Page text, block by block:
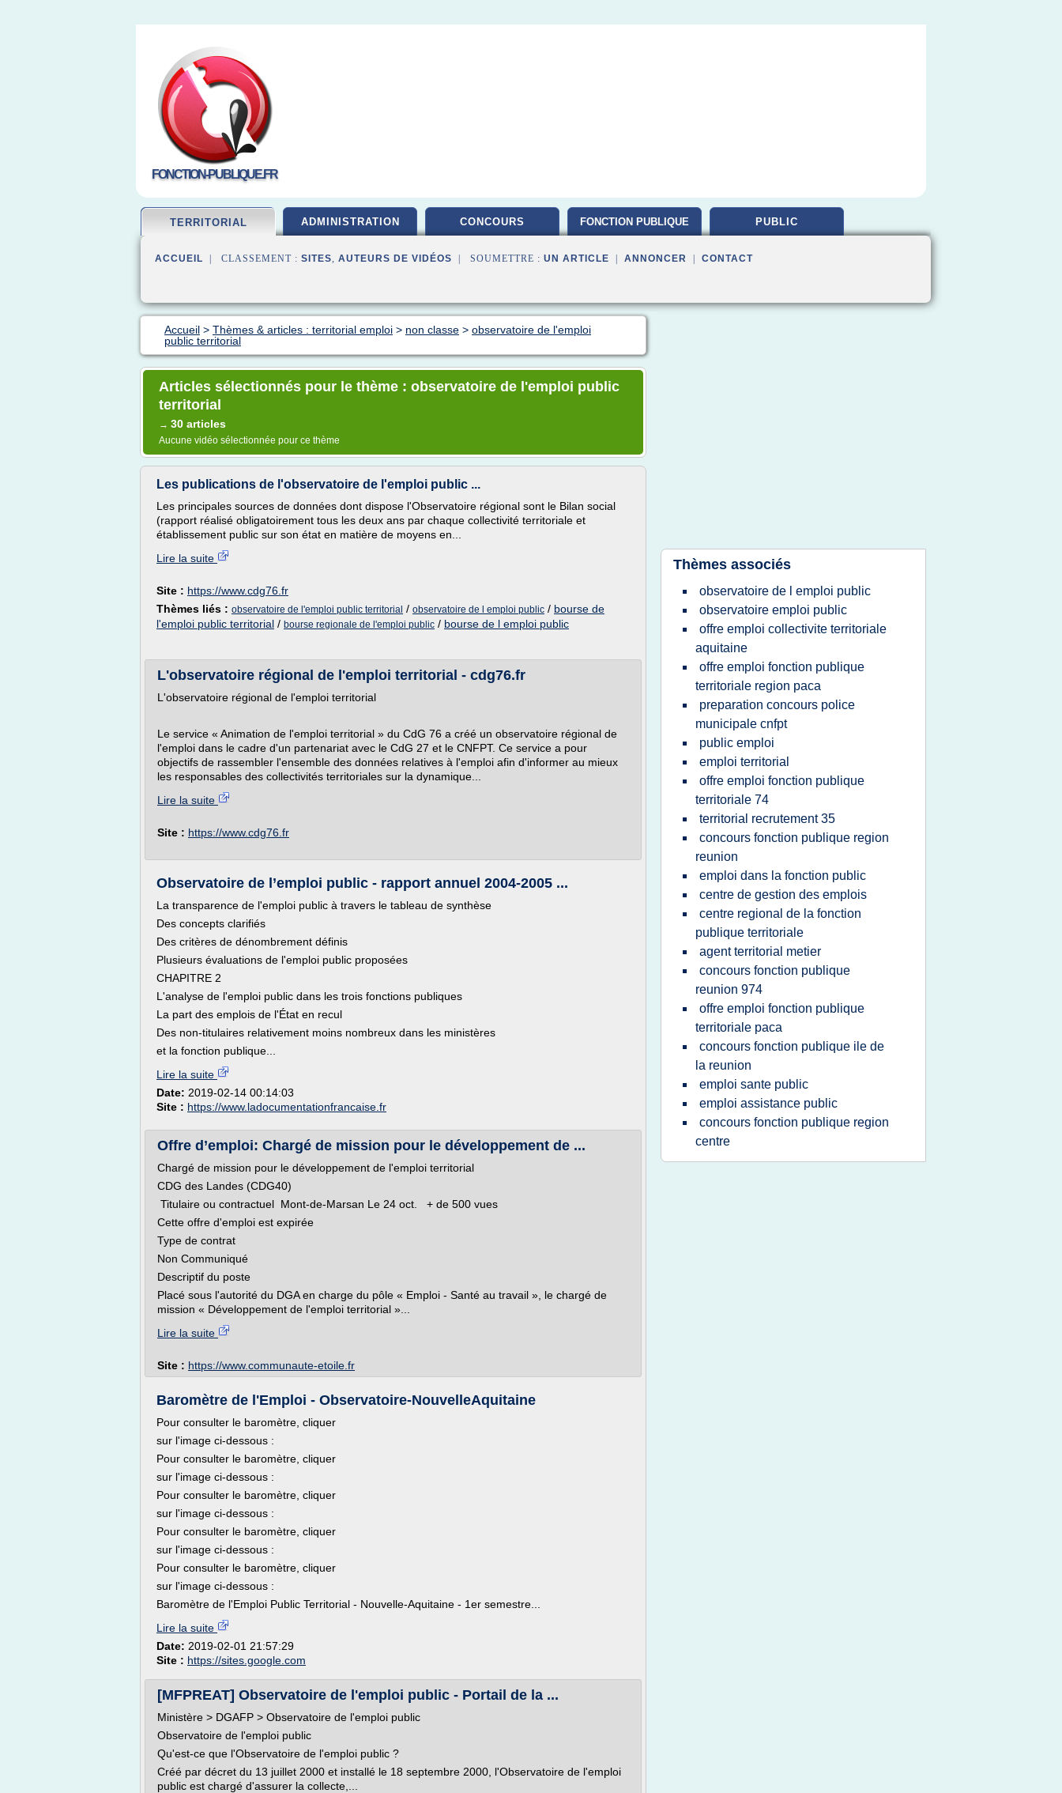
FONCTION-PUBLIQUE.FR
TERRITORIAL ADMINISTRATION CONCOURS FONCTION PUBLIQUE PUBLIC
ACCUEIL | CLASSEMENT : SITES, AUTEURS DE VIDÉOS | SOUMETTRE : UN ARTICLE ANNONCER CONTACT
Accueil > Thèmes & articles : territorial emploi > non classe > observatoire de l'emploi
public territorial
Articles sélectionnés pour le thème : observatoire de l'emploi public
territorial
→ 30 articles
Aucune vidéo sélectionnée pour ce thème
Les publications de l'observatoire de l'emploi public ...
Les principales sources de données dont dispose l'Observatoire régional sont le Bilan social
(rapport réalisé obligatoirement tous les deux ans par chaque collectivité territoriale et
établissement public sur son état en matière de moyens en...
Lire la suite
Site : https://www.cdg76.fr
Thèmes liés : observatoire de l'emploi public territorial / observatoire de l emploi public / bourse de
l'emploi public territorial / bourse regionale de l'emploi public / bourse de l emploi public
L'observatoire régional de l'emploi territorial - cdg76.fr
L'observatoire régional de l'emploi territorial
Le service « Animation de l'emploi territorial » du CdG 76 a créé un observatoire régional de
l'emploi dans le cadre d'un partenariat avec le CdG 27 et le CNFPT. Ce service a pour
objectifs de rassembler l'ensemble des données relatives à l'emploi afin d'informer au mieux
les responsables des collectivités territoriales sur la dynamique...
Lire la suite
Site : https://www.cdg76.fr
Observatoire de l’emploi public - rapport annuel 2004-2005 ...
La transparence de l'emploi public à travers le tableau de synthèse
Des concepts clarifiés
Des critères de dénombrement définis
Plusieurs évaluations de l'emploi public proposées
CHAPITRE 2
L'analyse de l'emploi public dans les trois fonctions publiques
La part des emplois de l'État en recul
Des non-titulaires relativement moins nombreux dans les ministères
et la fonction publique...
Lire la suite
Date: 2019-02-14 00:14:03
Site : https://www.ladocumentationfrancaise.fr
Offre d’emploi: Chargé de mission pour le développement de ...
Chargé de mission pour le développement de l'emploi territorial
CDG des Landes (CDG40)
Titulaire ou contractuel Mont-de-Marsan Le 24 oct. + de 500 vues
Cette offre d'emploi est expirée
Type de contrat
Non Communiqué
Descriptif du poste
Placé sous l'autorité du DGA en charge du pôle « Emploi - Santé au travail », le chargé de
mission « Développement de l'emploi territorial »...
Lire la suite
Site : https://www.communaute-etoile.fr
Baromètre de l'Emploi - Observatoire-NouvelleAquitaine
Pour consulter le baromètre, cliquer
sur l'image ci-dessous :
Pour consulter le baromètre, cliquer
sur l'image ci-dessous :
Pour consulter le baromètre, cliquer
sur l'image ci-dessous :
Pour consulter le baromètre, cliquer
sur l'image ci-dessous :
Pour consulter le baromètre, cliquer
sur l'image ci-dessous :
Baromètre de l'Emploi Public Territorial - Nouvelle-Aquitaine - 1er semestre...
Lire la suite
Date: 2019-02-01 21:57:29
Site : https://sites.google.com
[MFPREAT] Observatoire de l'emploi public - Portail de la ...
Ministère > DGAFP > Observatoire de l'emploi public
Observatoire de l'emploi public
Qu'est-ce que l'Observatoire de l'emploi public ?
Créé par décret du 13 juillet 2000 et installé le 18 septembre 2000, l'Observatoire de l'emploi
public est chargé d'assurer la collecte,...
Thèmes associés
observatoire de l emploi public
observatoire emploi public
offre emploi collectivite territoriale
aquitaine
offre emploi fonction publique
territoriale region paca
preparation concours police
municipale cnfpt
public emploi
emploi territorial
offre emploi fonction publique
territoriale 74
territorial recrutement 35
concours fonction publique region
reunion
emploi dans la fonction public
centre de gestion des emplois
centre regional de la fonction
publique territoriale
agent territorial metier
concours fonction publique
reunion 974
offre emploi fonction publique
territoriale paca
concours fonction publique ile de
la reunion
emploi sante public
emploi assistance public
concours fonction publique region
centre